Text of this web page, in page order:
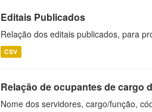
Editais Publicados
Relação dos editais publicados, para
CSV
Relação de ocupantes de cargo
Nome dos servidores, cargo/função,